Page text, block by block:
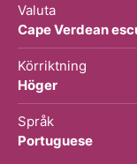
Valuta
Cape Verdean
Körriktning
Höger
Språk
Portuguese